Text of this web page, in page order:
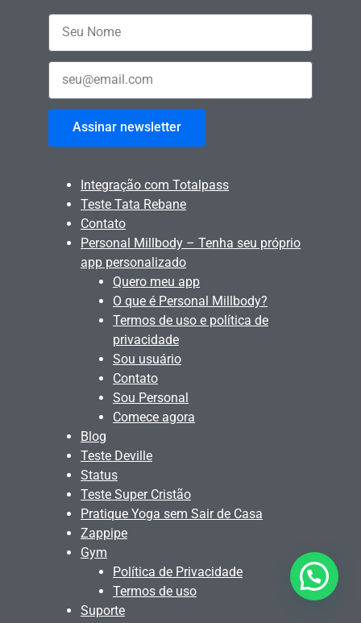
Assinar newsletter
Integração com Totalpass
Teste Tata Rebane
Contato
Personal Millbody – Tenha seu próprio
app personalizado
Quero meu app
O que é Personal Millbody?
Termos de uso e política de
privacidade
Sou usuário
Contato
Sou Personal
Comece agora
Blog
Teste Deville
Status
Teste Super Cristão
Pratique Yoga sem Sair de Casa
Zappipe
Gym
Política de Privacidade
Termos de uso
Suporte
Quer alguma ajuda?